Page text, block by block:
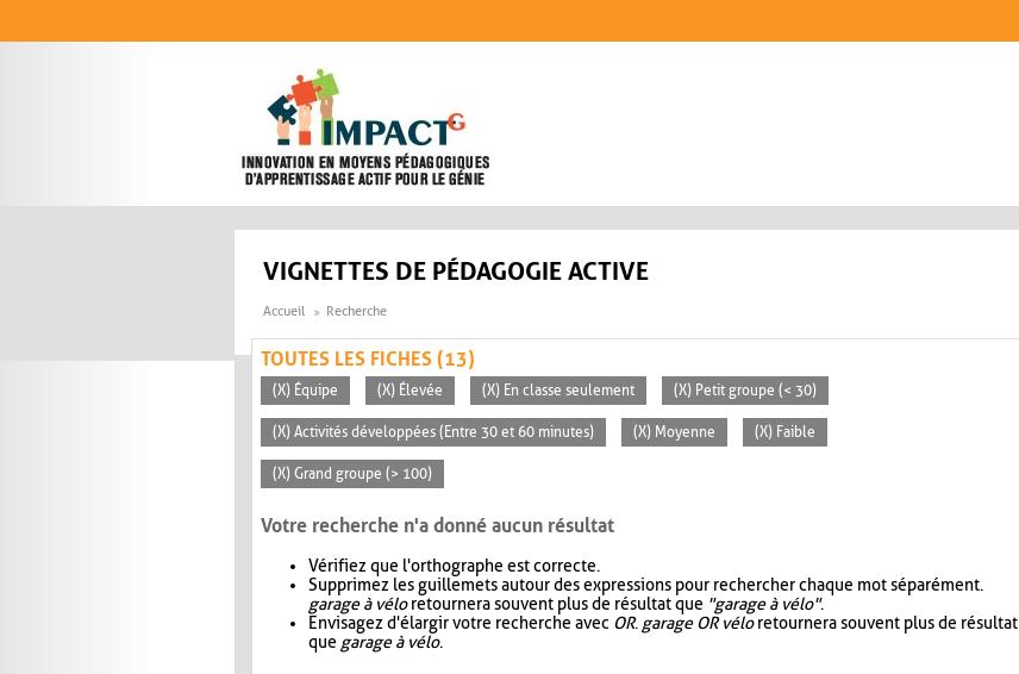
VIGNETTES DE PÉDAGOGIE ACTIVE
Accueil Recherche
TOUTES LES FICHES (13)
(X) Équipe (X) Élevée (X) En classe seulement (X) Petit groupe (< 30)
(X) Activités développées (Entre 30 et 60 minutes) (X) Moyenne (X) Faible
(X) Grand groupe (> 100)
Votre recherche n'a donné aucun résultat
Vérifiez que l'orthographe est correcte.
Supprimez les guillemets autour des expressions pour rechercher chaque mot séparément.
garage à véloretournera souvent plus de résultat que "garage à vélo".
Envisagez d'élargir votre recherche avec OR. garage OR véloretournera souvent plus de résultat
que garage à vélo.